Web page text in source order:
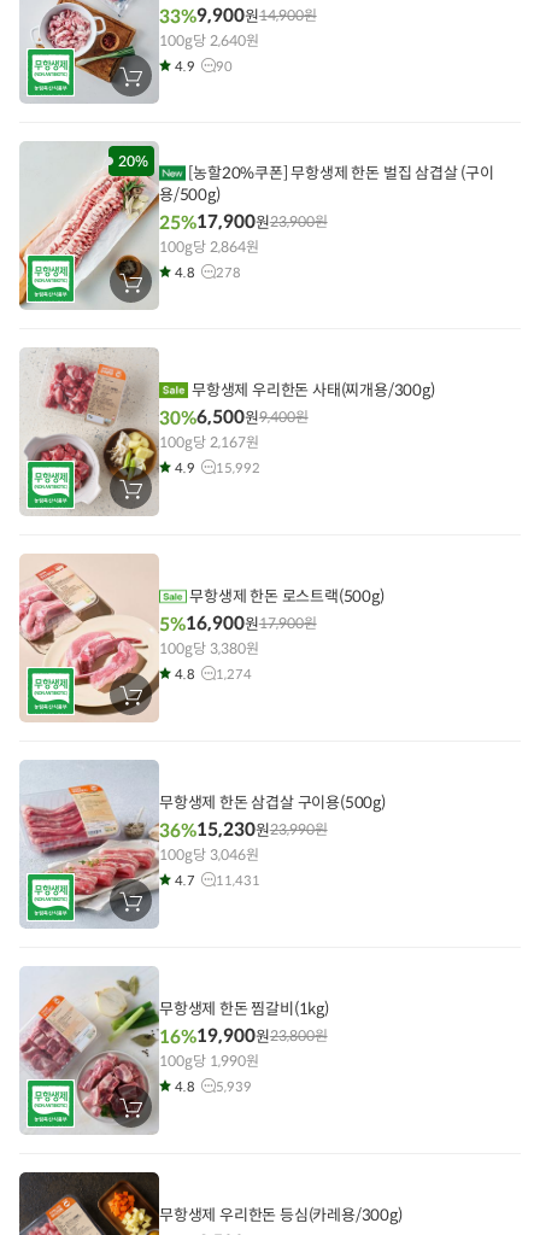
장
바
에
담
기
33%9,900원14,900원
100g당 2,640원
4.9 90
20%
장
바
에
담
기
[농할20%쿠폰] 무항생제 한돈 벌집 삼겹살 (구이
용/500g)
25%17,900원23,900원
100g당 2,864원
4.8 278
장
바
에
무항생제 우리한돈 사태(찌개용/300g)
30%6,500원9,400원
100g당 2,167원
4.9 15,992
장
바
에
무항생제 한돈 로스트랙(500g)
5%16,900원17,900원
100g당 3,380원
4.8 1,274
장
바
에
담
기
무항생제 한돈 삼겹살 구이용(500g)
36%15,230원23,990원
100g당 3,046원
4.7 11,431
장
바
에
담
기
무항생제 한돈 찜갈비(1kg)
16%19,900원23,800원
100g당 1,990원
4.8 5,939
무항생제 우리한돈 등심(카레용/300g)